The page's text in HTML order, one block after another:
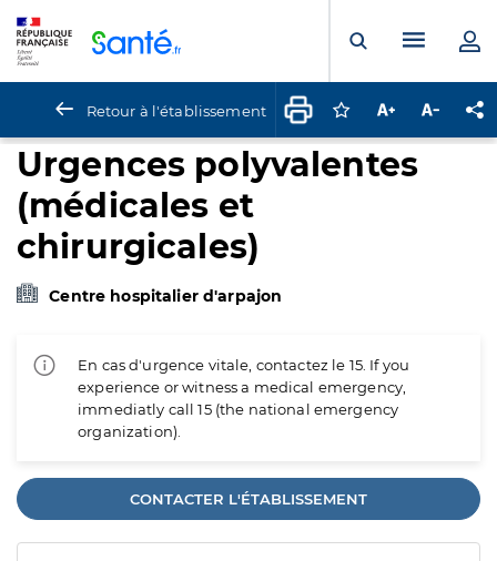
Ouvrir laMenu
Retour à l'établissement Connectez-vous
Augmenter la
Urgences polyvalentes
(médicales et
chirurgicales)
Centre hospitalier d'arpajon
En cas d'urgence vitale, contactez le 15. If you
experience or witness a medical emergency,
immediatly call 15 (the national emergency
organization).
CONTACTER L'ÉTABLISSEMENT